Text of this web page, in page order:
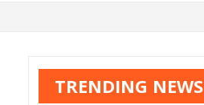
TRENDING NEWS